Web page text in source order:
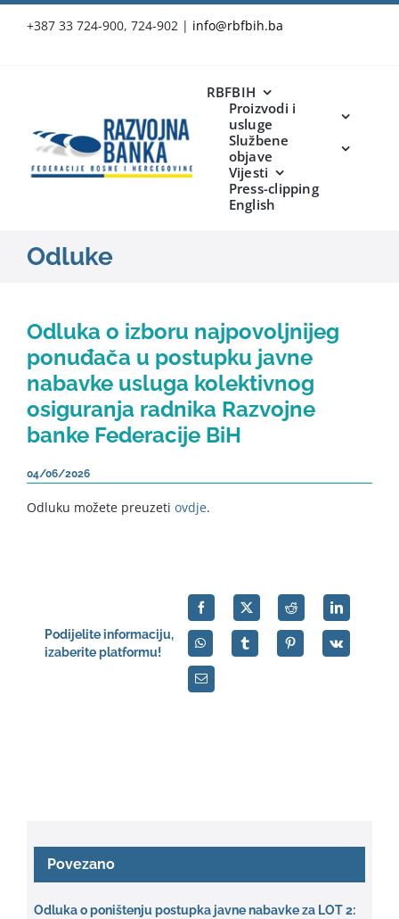
+387 33 724-900, 724-902 | info@rbfbih.ba
RBFBIH
Proizvodi i
usluge
Službene
objave
Vijesti
Press-clipping
English
Odluke
Odluka o izboru najpovoljnijeg
ponuđača u postupku javne
nabavke usluga kolektivnog
osiguranja radnika Razvojne
banke Federacije BiH
04/06/2026
Odluku možete preuzeti ovdje.
Podijelite informaciju,
izaberite platformu!
Povezano
Odluka o poništenju postupka javne nabavke za LOT 2: